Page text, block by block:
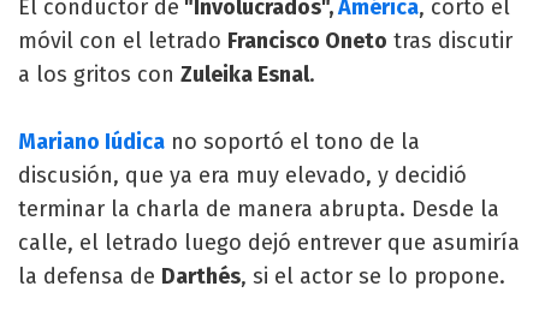
El conductor de "Involucrados",América, cortó el
móvil con el letrado Francisco Oneto tras discutir
a los gritos con Zuleika Esnal.
Mariano Iúdica no soportó el tono de la
discusión, que ya era muy elevado, y decidió
terminar la charla de manera abrupta. Desde la
calle, el letrado luego dejó entrever que asumiría
la defensa de Darthés, si el actor se lo propone.